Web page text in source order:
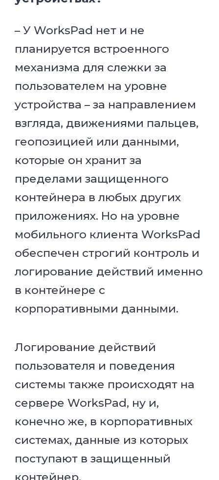
– У WorksPad нет и не
планируется встроенного
механизма для слежки за
пользователем на уровне
устройства – за направлением
взгляда, движениями пальцев,
геопозицией или данными,
которые он хранит за
пределами защищенного
контейнера в любых других
приложениях. Но на уровне
мобильного клиента WorksPad
обеспечен строгий контроль и
логирование действий именно
в контейнере с
корпоративными данными.
Логирование действий
пользователя и поведения
системы также происходят на
сервере WorksPad, ну и,
конечно же, в корпоративных
системах, данные из которых
поступают в защищенный
контейнер.